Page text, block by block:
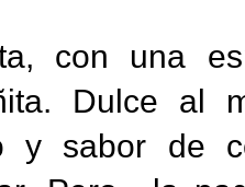
con una
Dulce al
y sabor de